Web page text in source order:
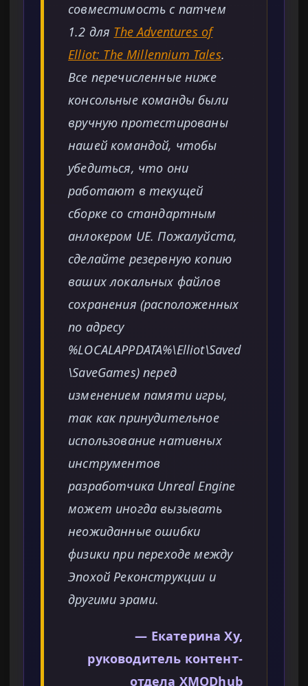
совместимость с патчем
1.2 для The Adventures of
Elliot: The Millennium Tales.
Все перечисленные ниже
консольные команды были
вручную протестированы
нашей командой, чтобы
убедиться, что они
работают в текущей
сборке со стандартным
анлокером UE. Пожалуйста,
сделайте резервную копию
ваших локальных файлов
сохранения (расположенных
по адресу
%LOCALAPPDATA%\Elliot\Saved
\SaveGames) перед
изменением памяти игры,
так как принудительное
использование нативных
инструментов
разработчика Unreal Engine
может иногда вызывать
неожиданные ошибки
физики при переходе между
Эпохой Реконструкции и
другими эрами.
— Екатерина Ху,
руководитель контент-
отдела XMODhub